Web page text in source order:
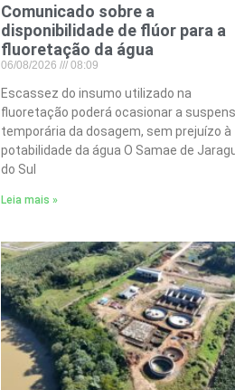
Comunicado sobre a
disponibilidade de flúor para a
fluoretação da água
06/08/2026 08:09
Escassez do insumo utilizado na
fluoretação poderá ocasionar a
temporária da dosagem, sem prejuízo à
potabilidade da água O Samae de
do Sul
Leia mais »